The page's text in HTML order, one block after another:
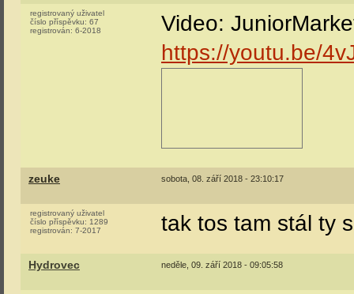
registrovaný uživatel
číslo příspěvku: 67
registrován: 6-2018
Video:
https://youtu.be/
zeuke sobota, 08. září 2018 - 23:10:17
registrovaný uživatel
číslo příspěvku: 1289
registrován: 7-2017 tak tos tam stál ty
Hydrovec neděle, 09. září 2018 - 09:05:58